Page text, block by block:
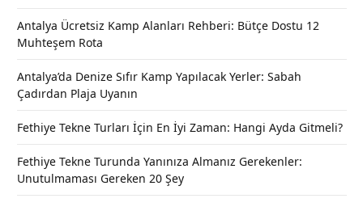
Antalya Ücretsiz Kamp Alanları Rehberi: Bütçe Dostu 12
Muhteşem Rota
Antalya’da Denize Sıfır Kamp Yapılacak Yerler: Sabah
Çadırdan Plaja Uyanın
Fethiye Tekne Turları İçin En İyi Zaman: Hangi Ayda Gitmeli?
Fethiye Tekne Turunda Yanınıza Almanız Gerekenler:
Unutulmaması Gereken 20 Şey